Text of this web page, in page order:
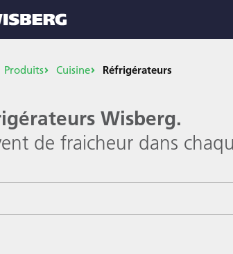
Produits Cuisine Réfrigérateurs
Wisberg.
de fraicheur dans